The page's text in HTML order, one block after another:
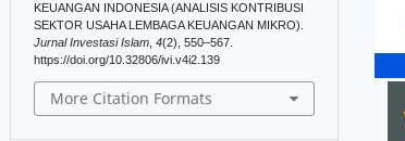
KEUANGAN INDONESIA (ANALISIS KONTRIBUSI
SEKTOR USAHA LEMBAGA KEUANGAN MIKRO).
Jurnal Investasi Islam,4(2), 550–567.
https://doi.org/10.32806/ivi.v4i2.139
More Citation Formats